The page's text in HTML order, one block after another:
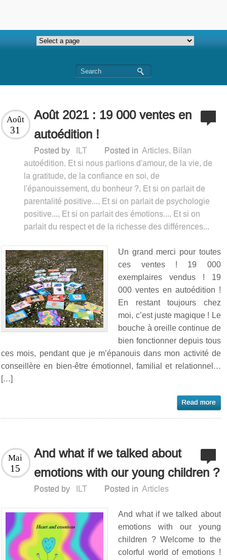
Août 2021 : 19 000 ventes en
autoédition !
Août
31
Posted by ILT Posted in Articles, Bilan
autoédition, Et si nous parlions d'amour, de la vie, de
la gratitude, de la confiance en soi, de
l'épanouissement, du bonheur ?, Et si on parlait de
parentalité positive..., Et si on parlait de psychologie
positive..., Et si on parlait des émotions..., Et si on
parlait du respect et de la richesse des différences...
Un grand merci pour toutes
ces ventes ! 19 000
exemplaires vendus ! 19
000 ventes en autoédition !
En restant toujours chez
moi, c’est juste magique ! Le
bouche à oreille continue de
bien fonctionner depuis tous
ces mois, pendant que je m’épanouis dans mon activité de
conseillère en bien-être émotionnel, familial et relationnel…
[…]
And what if we talked about
emotions with our young children ?
Mai
15
Posted by ILT Posted in Articles
And what if we talked about
emotions with our young
children ? Welcome to the
colorful world of emotions !